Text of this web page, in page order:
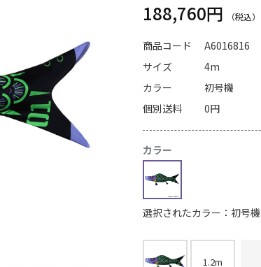
188,760円
商品コード
A6016816
サイズ
4m
カラー
初号機
個別送料
0円
カラー
選択されたカラー：初号機
1.2m